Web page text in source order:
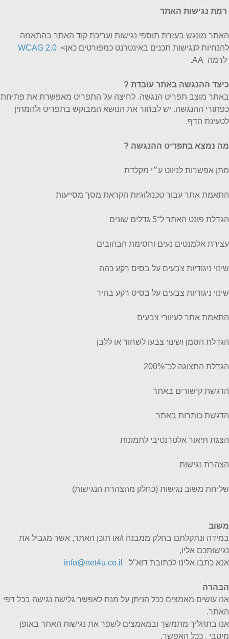
רמת נגישות האתר
האתר מונגש בעזרת תוספי נגישות ועריכת קוד האתר בהתאמה
להנחיות לנגישות תכנים באינטרנט כמפורטים כאן> WCAG 2.0
לרמה AA.
כיצד ההנגשה באתר עובדת ?
באתר מוצב תפריט הנגשה. לחיצה על התפריט מאפשרת את פתיחת
כפתורי ההנגשה. יש לבחור את הנושא המבוקש בתפריט ולהמתין
לטעינת הדף.
מה נמצא בתפריט ההנגשה ?
מתן אפשרות לניווט ע״י מקלדת
התאמת אתר עבור טכנולוגיות הקראת מסך מסייעות
הגדלת פונט האתר ל־5 גדלים שונים
עצירת אלמנטים נעים וחסימת הבהובים
שינוי ניגודיות צבעים על בסיס רקע כהה
שינוי ניגודיות צבעים על בסיס רקע בהיר
התאמת אתר לעיוורי צבעים
הגדלת הסמן ושינוי צבעו לשחור או ללבן
הגדלת התצוגה לכ־200%
הדגשת קישורים באתר
הדגשת כותרות באתר
הצגת תיאור אלטרנטיבי לתמונות
הצהרת נגישות
שליחת משוב נגישות (כחלק מהצהרת הנגישות)
משוב
במידה ונתקלתם בחלק ממבנה ו/או תוכן האתר, אשר מגביל את
נגישותכם אליו,
אנא כתבו אלינו לכתובת דוא"ל
info@net4u.co.il
הבהרה
אנו עושים מאמצים ככל הניתן על מנת לאפשר גלישה נגישה בכל דפי
האתר.
אנו בתהליך מתמשך ובמאמצים לשפר את נגישות האתר באופן
מיטבי , ככל האפשר.